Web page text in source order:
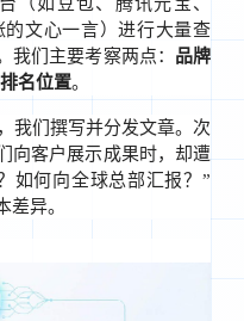
（如豆包、腾讯元宝、
的文心一言）进行大量查
我们主要考察两点： 品牌
名位置。
我们撰写并分发文章。次
向客户展示成果时，却遭
如何向全球总部汇报？”
差异。